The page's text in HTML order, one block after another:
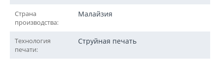
Страна
производства:
Малайзия
Технология
печати:
Струйная печать